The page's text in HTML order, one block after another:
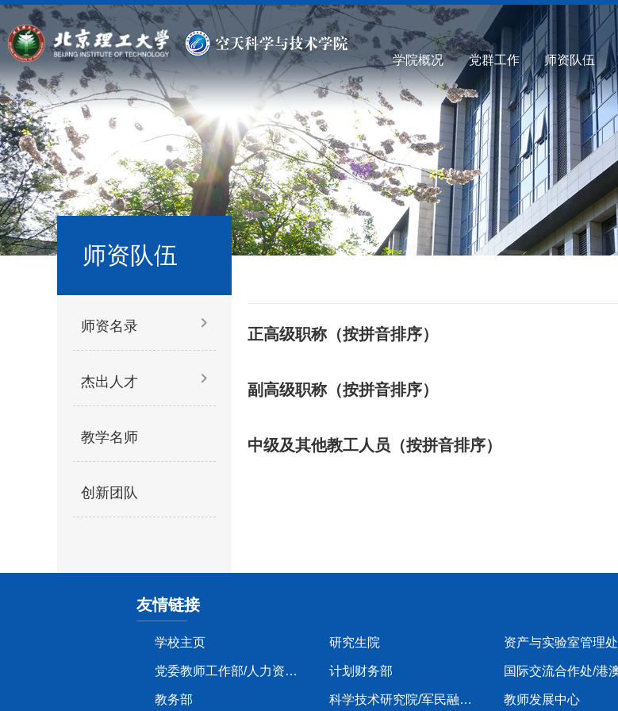
学院概况 党群工作 师资队伍
师资队伍
师资名录
杰出人才
教学名师
创新团队
正高级职称（按拼音排序）
副高级职称（按拼音排序）
中级及其他教工人员（按拼音排序）
友情链接
学校主页
党委教师工作部/人力资源部
教务部
研究生院
计划财务部
科学技术研究院/军民融合创新研究院
资产与实验室管理处
教师发展中心